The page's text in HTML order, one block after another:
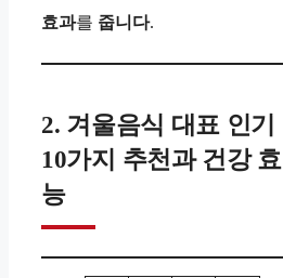
효과를 줍니다.
2. 겨울음식 대표 인기
10가지 추천과 건강 효
능